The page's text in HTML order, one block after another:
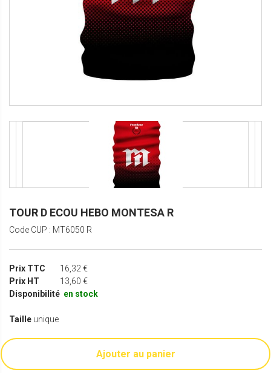
TOUR D ECOU HEBO MONTESA R
Code CUP : MT6050 R
Prix TTC
16,32 €
Prix HT
13,60 €
Disponibilité en stock
Taille unique
Ajouter au panier